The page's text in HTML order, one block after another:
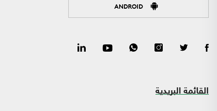
ANDROID
القائمة البريدية